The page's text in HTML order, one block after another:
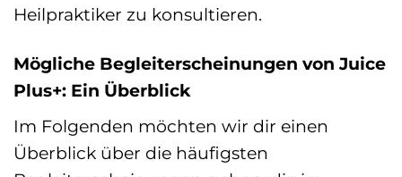
Heilpraktiker zu konsultieren.
Mögliche Begleiterscheinungen von Juice
Plus+: Ein Überblick
Im Folgenden möchten wir dir einen
Überblick über die häufigsten